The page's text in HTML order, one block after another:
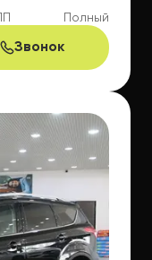
Полный
Звонок